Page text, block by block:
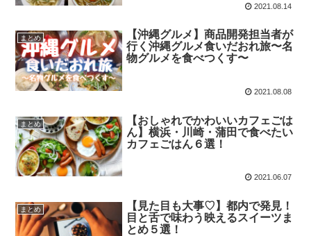
2021.08.14
まとめ
【沖縄グルメ】商品開発担当者が
行く沖縄グルメ食いだおれ旅〜名
物グルメを食べつくす〜
2021.08.08
まとめ
【おしゃれでかわいいカフェごは
ん】横浜・川崎・蒲田で食べたい
カフェごはん６選！
2021.06.07
まとめ
【見た目も大事♡】都内で発見！
目と舌で味わう映えるスイーツま
とめ５選！